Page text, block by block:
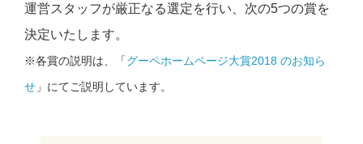
運営スタッフが厳正なる選定を行い、次の5つの賞を
決定いたします。
※各賞の説明は、「グーペホームページ大賞2018 のお知ら
せ 」にてご説明しています。